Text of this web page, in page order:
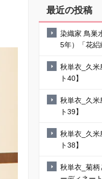
最近の投稿
染織家 鳥
5年）「花絽
秋単衣_久米
ト40】
秋単衣_久米
ト39】
秋単衣_久米
ト38】
秋単衣_菊柄